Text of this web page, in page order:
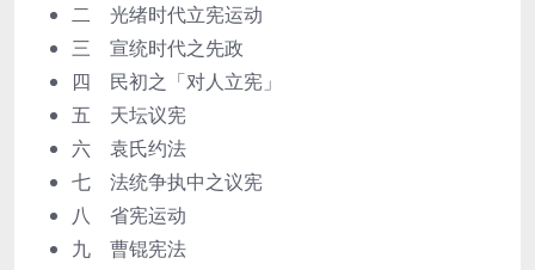
二 光绪时代立宪运动
三 宣统时代之先政
四 民初之「对人立宪」
五 天坛议宪
六 袁氏约法
七 法统争执中之议宪
八 省宪运动
九 曹锟宪法